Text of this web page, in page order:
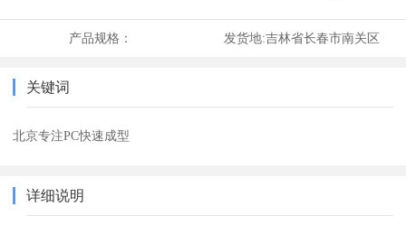
产品规格： 发货地:吉林省长春市南关区
关键词
北京专注PC快速成型
详细说明